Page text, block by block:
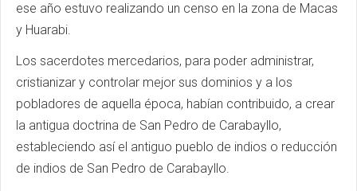
ese año estuvo realizando un censo en la zona de Macas
y Huarabi.
Los sacerdotes mercedarios, para poder administrar,
cristianizar y controlar mejor sus dominios y a los
pobladores de aquella época, habían contribuido, a crear
la antigua doctrina de San Pedro de Carabayllo,
estableciendo así el antiguo pueblo de indios o reducción
de indios de San Pedro de Carabayllo.